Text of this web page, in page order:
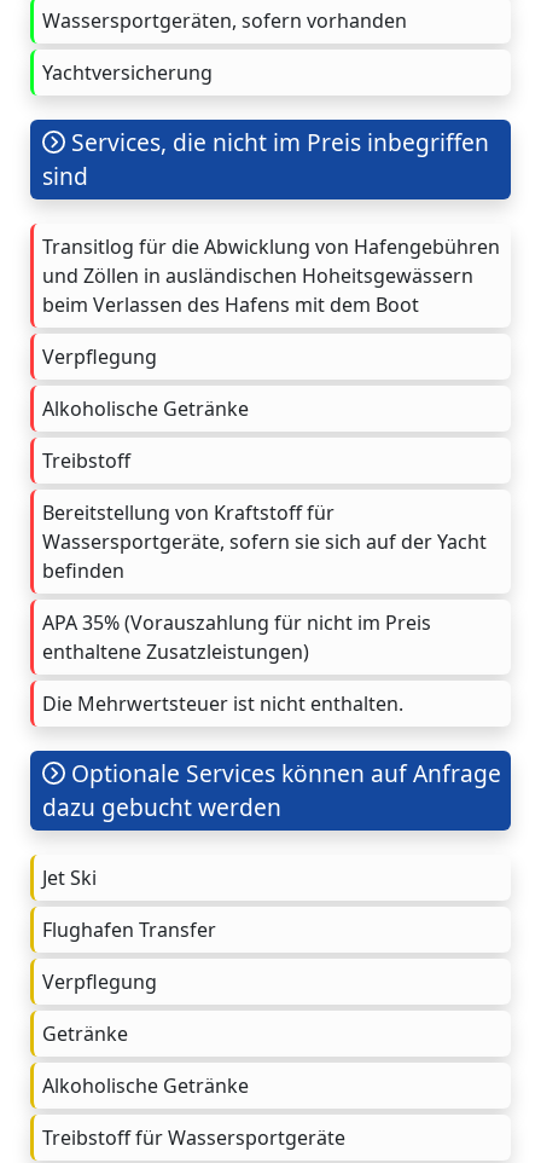
Wassersportgeräten, sofern vorhanden
Yachtversicherung
Services, die nicht im Preis inbegriffen
sind
Transitlog für die Abwicklung von Hafengebühren
und Zöllen in ausländischen Hoheitsgewässern
beim Verlassen des Hafens mit dem Boot
Verpflegung
Alkoholische Getränke
Treibstoff
Bereitstellung von Kraftstoff für
Wassersportgeräte, sofern sie sich auf der Yacht
befinden
APA 35% (Vorauszahlung für nicht im Preis
enthaltene Zusatzleistungen)
Die Mehrwertsteuer ist nicht enthalten.
Optionale Services können auf Anfrage
dazu gebucht werden
Jet Ski
Flughafen Transfer
Verpflegung
Getränke
Alkoholische Getränke
Treibstoff für Wassersportgeräte